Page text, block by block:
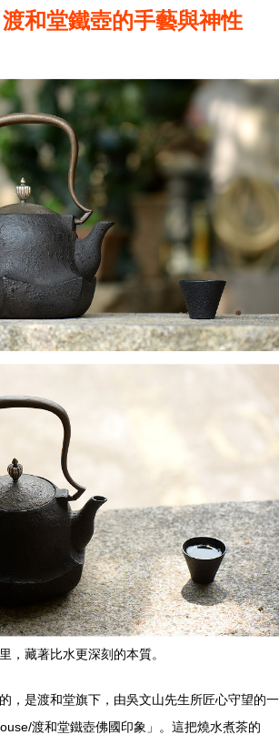
和堂鐵壺的手藝與神性
，藏著比水更深刻的本質。
，是渡和堂旗下，由吳文山先生所匠心守望的一
渡和堂鐵壺佛國印象」。這把燒水煮茶的